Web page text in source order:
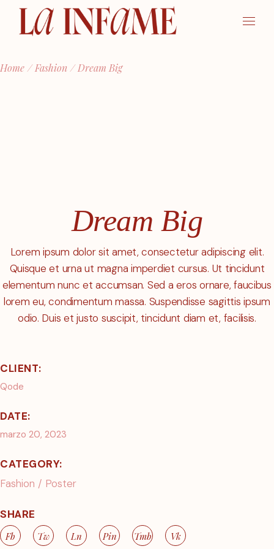
content
Home Fashion Dream Big
Dream Big
Lorem ipsum dolor sit amet, consectetur adipiscing elit.
Quisque et urna ut magna imperdiet cursus. Ut tincidunt
elementum nunc et accumsan. Sed a eros ornare, faucibus
lorem eu, condimentum massa. Suspendisse sagittis ipsum
odio. Duis et justo suscipit, tincidunt diam et, facilisis.
CLIENT:
Qode
DATE:
marzo 20, 2023
CATEGORY:
Fashion
Poster
SHARE
Fb
Tw Ln Pin Tmb Vk